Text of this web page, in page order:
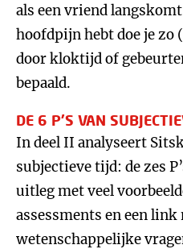
als een vriend
hoofdpijn hebt doe je zo
door kloktijd of
bepaald.
DE 6 P’S VAN
In deel II analyseert
subjectieve tijd: de zes
uitleg met veel
assessments en een
wetenschappelijke